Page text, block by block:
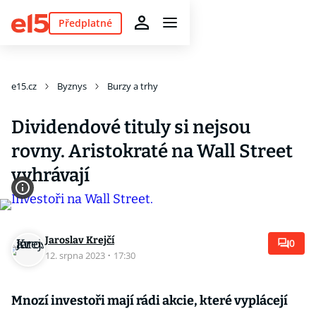
Předplatné
e15.cz Byznys Burzy a trhy
Dividendové tituly si nejsou
rovny. Aristokraté na Wall Street
vyhrávají
Jaroslav Krejčí
12. srpna 2023 · 17:30
0
Mnozí investoři mají rádi akcie, které vyplácejí